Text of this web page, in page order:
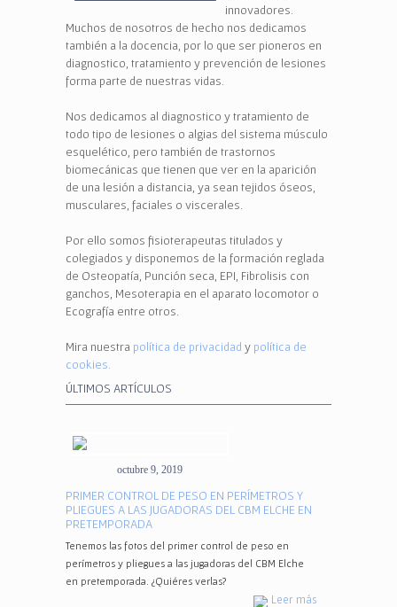
innovadores.
Muchos de nosotros de hecho nos dedicamos
también a la docencia, por lo que ser pioneros en
diagnostico, tratamiento y prevención de lesiones
forma parte de nuestras vidas.
Nos dedicamos al diagnostico y tratamiento de
todo tipo de lesiones o algias del sistema músculo
esquelético, pero también de trastornos
biomecánicas que tienen que ver en la aparición
de una lesión a distancia, ya sean tejidos óseos,
musculares, faciales o viscerales.
Por ello somos fisioterapeutas titulados y
colegiados y disponemos de la formación reglada
de Osteopatía, Punción seca, EPI, Fibrolisis con
ganchos, Mesoterapia en el aparato locomotor o
Ecografía entre otros.
Mira nuestra política de privacidad y política de
cookies.
ÚLTIMOS ARTÍCULOS
octubre 9, 2019
PRIMER CONTROL DE PESO EN PERÍMETROS Y
PLIEGUES A LAS JUGADORAS DEL CBM ELCHE EN
PRETEMPORADA
Tenemos las fotos del primer control de peso en
perímetros y pliegues a las jugadoras del CBM Elche
en pretemporada. ¿Quiéres verlas?
Leer más